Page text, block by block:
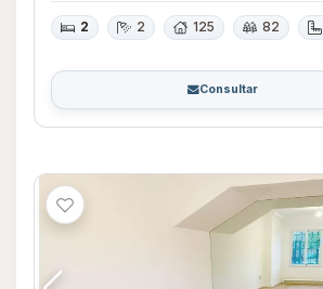
2 2 125 82
Consultar